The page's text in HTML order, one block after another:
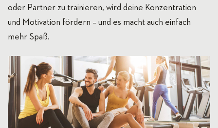
oder Partner zu trainieren, wird deine Konzentration
und Motivation fördern – und es macht auch einfach
mehr Spaß.